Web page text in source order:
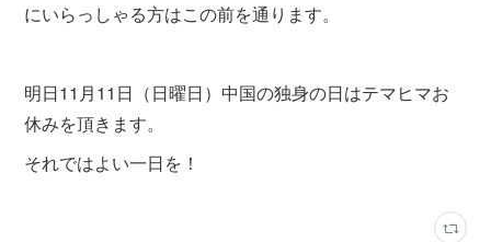
にいらっしゃる方はこの前を通ります。
明日11月11日（日曜日）中国の独身の日はテマヒマお
休みを頂きます。
それではよい一日を！